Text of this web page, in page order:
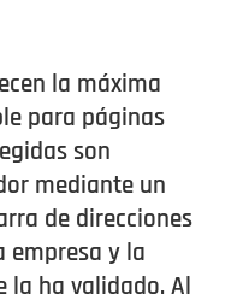
la máxima
para páginas
son
mediante un
de direcciones
empresa y la
ha validado. Al